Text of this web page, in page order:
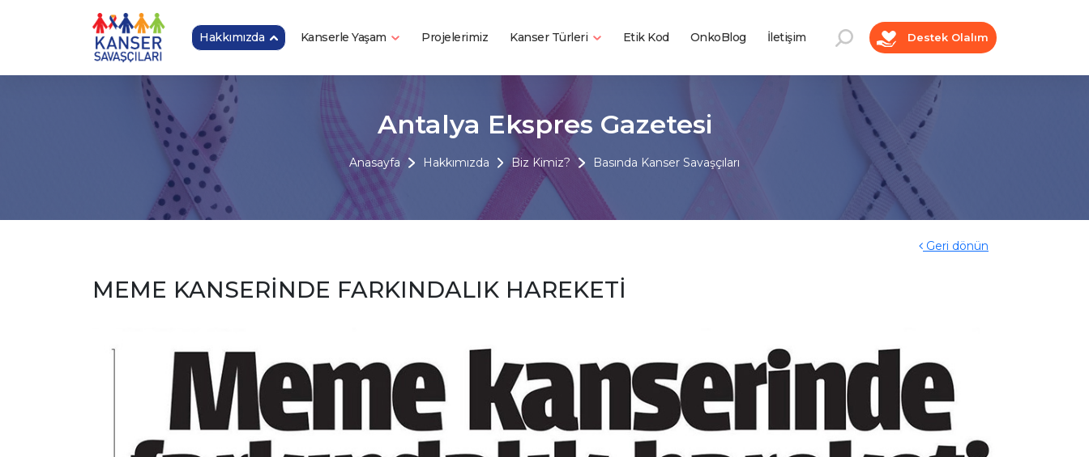
Hakkımızda Kanserle Yaşam Projelerimiz Kanser Türleri Etik Kod OnkoBlog İletişim Destek Olalım
Antalya Ekspres Gazetesi
Anasayfa Hakkımızda Biz Kimiz? Basında Kanser Savaşçıları
Geri dönün
MEME KANSERİNDE FARKINDALIK HAREKETİ